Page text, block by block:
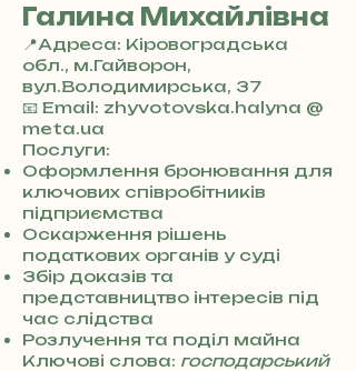
Галина Михайлівна
📍Адреса: Кіровоградська
обл., м.Гайворон,
вул.Володимирська, 37
+
3
8
0
7
3
0
4
8
5
7
8
4
📧 Email: zhyvotovska.halyna @
meta.ua
Послуги:
Оформлення бронювання для
ключових співробітників
підприємства
Оскарження рішень
податкових органів у суді
Збір доказів та
представництво інтересів під
час слідства
Розлучення та поділ майна
Ключові слова: господарський